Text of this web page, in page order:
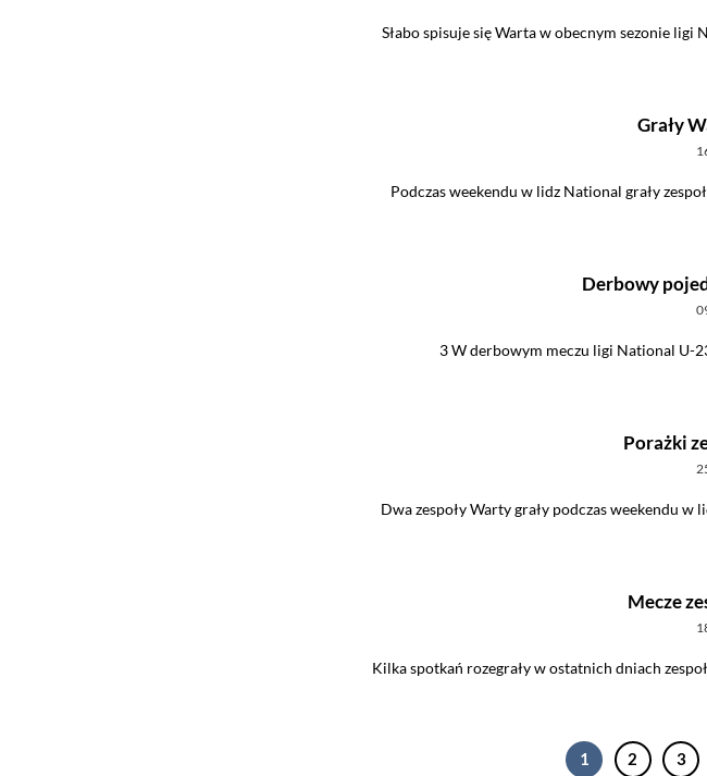
Słabo spisuje się Warta w obecnym sezonie
Grały
Podczas weekendu w lidz National grały
Derbowy
3 W derbowym meczu ligi National U-
Porażki
Dwa zespoły Warty grały podczas weekendu w
Mecze
Kilka spotkań rozegrały w ostatnich dniach
1 2 3